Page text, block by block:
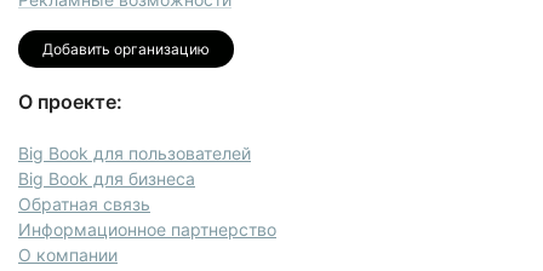
Добавить организацию
О проекте:
Big Book для пользователей
Big Book для бизнеса
Обратная связь
Информационное партнерство
О компании